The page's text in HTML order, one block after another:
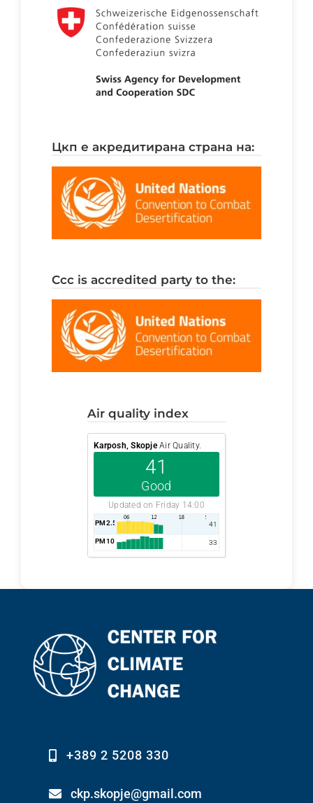
цкп е акредитирана страна на:
ccc is accredited party to the:
air quality index
Karposh, SkopjeAir Quality.
41
Good
Updated on Friday 14:00
PM2.5AQI 41
PM10 AQI 33
+389 2 5208 330
ckp.skopje@gmail.com